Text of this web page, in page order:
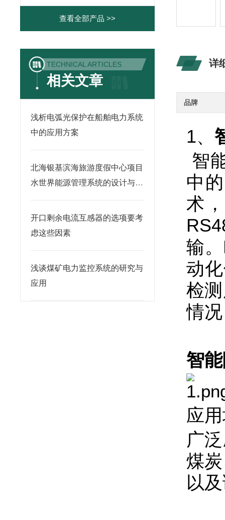
详
品牌
1、
智
中
术
输
动
检
情
智
应
广
煤
以
查看全部产品 >>
TECHNICAL ARTICLES
相关文章
浅析电弧光保护在船舶电力系统
中的应用方案
北海银基滨海旅游度假中心项目
水世界能源管理系统的设计与应
开口剩余电流互感器的选项要考
虑这些因素
浅谈煤矿电力监控系统的研究与
应用